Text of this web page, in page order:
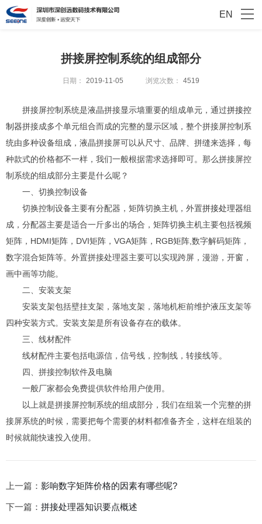
EN
拼接屏控制系统的组成部分
日期： 2019-11-05 浏览次数： 4519
拼接屏控制系统是液晶拼接显示墙重要的组成单元，通过拼接控
制器拼接成多个单元组合而成的完整的显示区域，整个拼接屏控制系
统由多种设备组成，液晶拼接屏可以从尺寸、品牌、拼缝来选择，每
种款式的价格都不一样，我们一般根据需求选择即可。那么拼接屏控
制系统的组成部分主要是什么呢？
一、切换控制设备
切换控制设备主要有分配器，矩阵切换主机，外置拼接处理器组
成，分配器主要是适合一斤多出的场合，矩阵切换主机主要包括视频
矩阵，HDMI矩阵，DVI矩阵，VGA矩阵，RGB矩阵,数字解码矩阵，
数字混合矩阵等。外置拼接处理器主要可以实现跨屏，漫游，开窗，
画中画等功能。
二、安装支架
安装支架包括壁挂支架，落地支架，落地机柜前维护液压支架等
四种安装方式。安装支架是所有设备存在的载体。
三、线材配件
线材配件主要包括电源信，信号线，控制线，转接线等。
四、拼接控制软件及电脑
一般厂家都会免费提供软件给用户使用。
以上就是拼接屏控制系统的组成部分，我们在组装一个完整的拼
接屏系统的时候，需要把每个需要的材料都准备齐全，这样在组装的
时候就能快速投入使用。
上一篇： 影响数字矩阵价格的因素有哪些呢?
下一篇： 拼接处理器知识要点概述